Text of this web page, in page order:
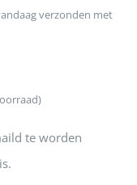
verzonden met
te worden